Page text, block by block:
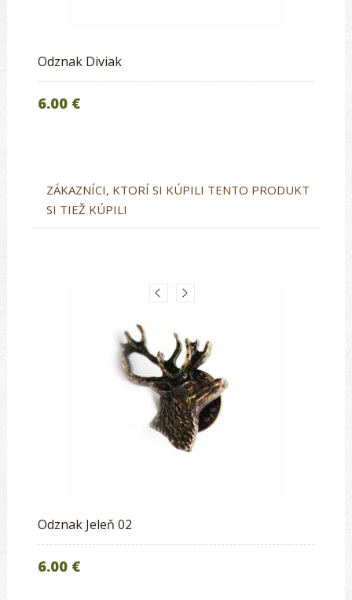
Odznak Diviak
6.00 €
ZÁKAZNÍCI, KTORÍ SI KÚPILI TENTO PRODUKT
SI TIEŽ KÚPILI
Odznak Jeleň 02
6.00 €